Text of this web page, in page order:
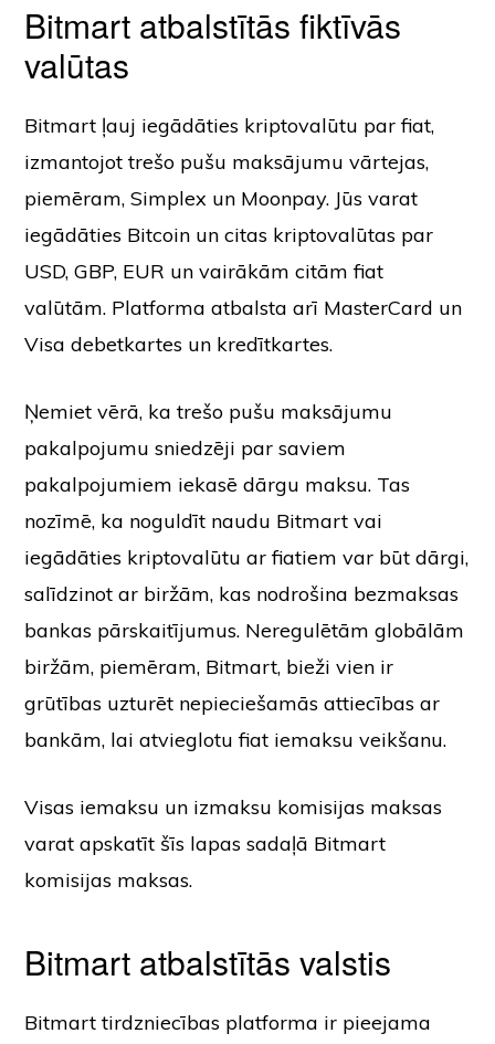
Bitmart atbalstītās fiktīvās
valūtas
Bitmart ļauj iegādāties kriptovalūtu par fiat,
izmantojot trešo pušu maksājumu vārtejas,
piemēram, Simplex un Moonpay. Jūs varat
iegādāties Bitcoin un citas kriptovalūtas par
USD, GBP, EUR un vairākām citām fiat
valūtām. Platforma atbalsta arī MasterCard un
Visa debetkartes un kredītkartes.
Ņemiet vērā, ka trešo pušu maksājumu
pakalpojumu sniedzēji par saviem
pakalpojumiem iekasē dārgu maksu. Tas
nozīmē, ka noguldīt naudu Bitmart vai
iegādāties kriptovalūtu ar fiatiem var būt dārgi,
salīdzinot ar biržām, kas nodrošina bezmaksas
bankas pārskaitījumus. Neregulētām globālām
biržām, piemēram, Bitmart, bieži vien ir
grūtības uzturēt nepieciešamās attiecības ar
bankām, lai atvieglotu fiat iemaksu veikšanu.
Visas iemaksu un izmaksu komisijas maksas
varat apskatīt šīs lapas sadaļā Bitmart
komisijas maksas.
Bitmart atbalstītās valstis
Bitmart tirdzniecības platforma ir pieejama